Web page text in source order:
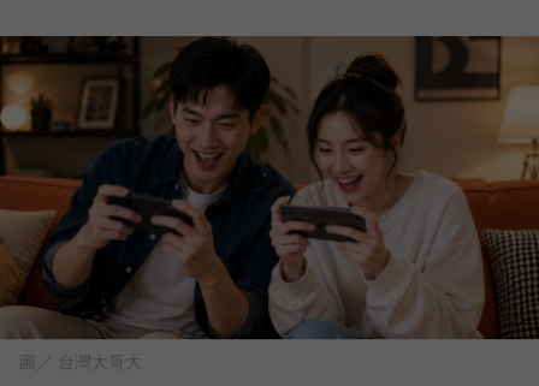
圖／ 台灣大哥大